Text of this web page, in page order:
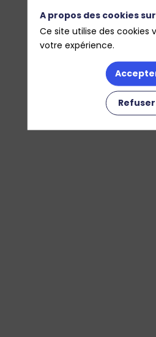
A propos des cookies
Ce site utilise des cookies
votre expérience.
Refuser